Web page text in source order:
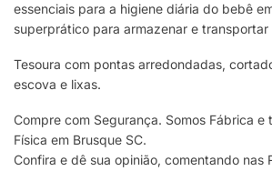
essenciais para a higiene diária do bebê
superprático para armazenar e transportar
Tesoura com pontas arredondadas,
escova e lixas.
Compre com Segurança. Somos Fábrica e
Física em Brusque SC.
Confira e dê sua opinião, comentando nas